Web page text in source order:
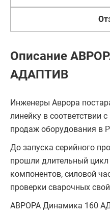
Описание
АДАПТИВ
Инженеры Аврора
линейку в соответствии
продаж оборудования в
До запуска серийного
прошли длительный
компонентов, силовой
проверки сварочных
АВРОРА Динамика 160